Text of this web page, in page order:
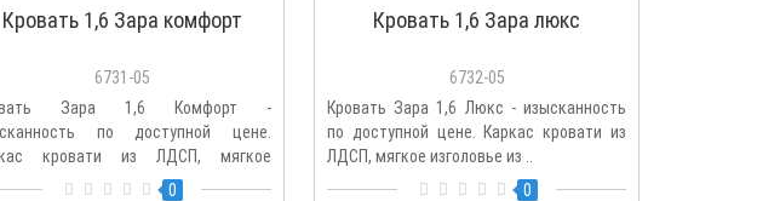
Кровать 1,6 Зара комфорт
6731-05
Зара 1,6 Комфорт -
по доступной цене.
кровати из ЛДСП, мягкое
0
Кровать 1,6 Зара люкс
6732-05
Кровать Зара 1,6 Люкс - изысканность
по доступной цене. Каркас кровати из
ЛДСП, мягкое изголовье из ..
0